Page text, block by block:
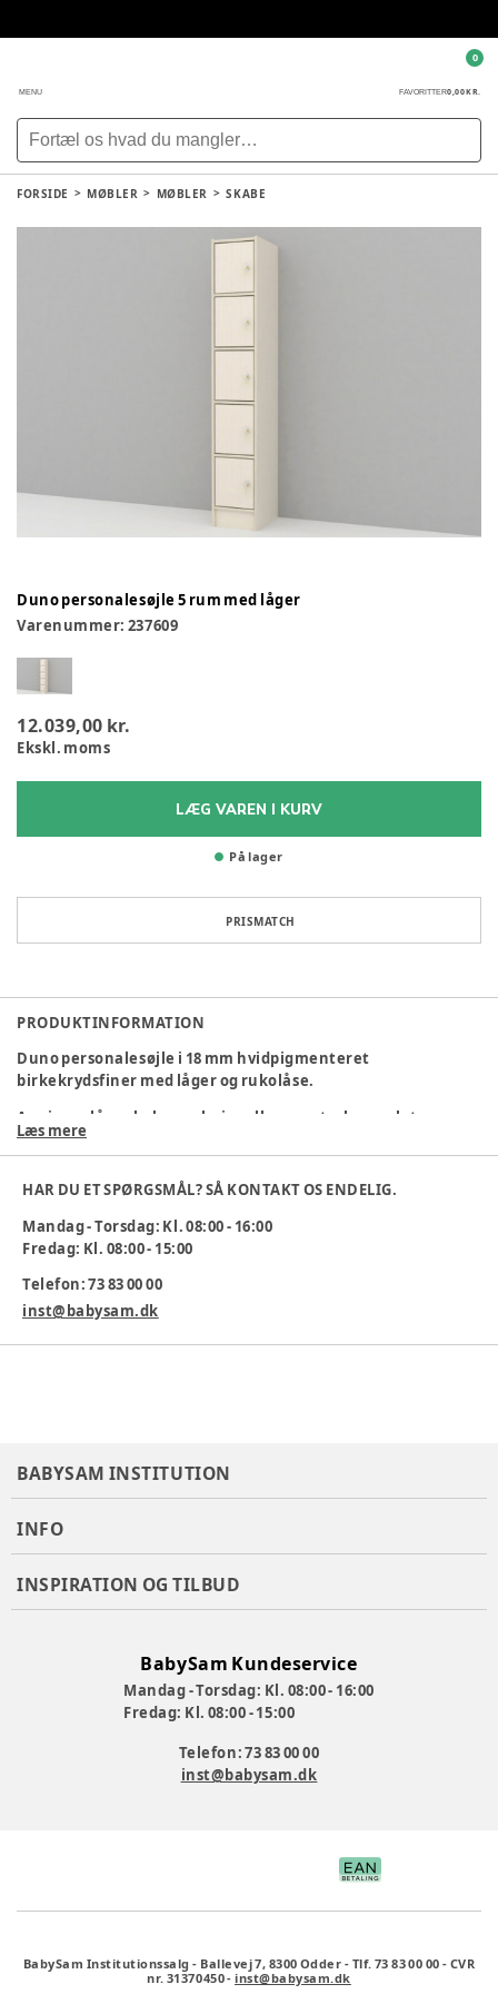
MENU FAVORITTER0,00 KR.
0
FORSIDE MØBLER MØBLER SKABE
Duno personalesøjle 5 rum med låger
Varenummer: 237609
12.039,00 kr.
Ekskl. moms
LÆG VAREN I KURV
På lager
PRISMATCH
PRODUKTINFORMATION
Duno personalesøjle i 18 mm hvidpigmenteret
birkekrydsfiner med låger og rukolåse.
Angiv om låge skal være højre eller venstrehængslet.
Rukolås er standard.
Vægt: 34 kg.
Læs mere
HAR DU ET SPØRGSMÅL? SÅ KONTAKT OS ENDELIG.
Mandag - Torsdag: Kl. 08:00 - 16:00
Fredag: Kl. 08:00 - 15:00
Telefon: 73 83 00 00
inst@babysam.dk
BABYSAM INSTITUTION
INFO
INSPIRATION OG TILBUD
BabySam Kundeservice
Mandag - Torsdag: Kl. 08:00 - 16:00
Fredag: Kl. 08:00 - 15:00
Telefon: 73 83 00 00
inst@babysam.dk
BabySam Institutionssalg - Ballevej 7, 8300 Odder - Tlf. 73 83 00 00 - CVR
nr. 31370450-inst@babysam.dk